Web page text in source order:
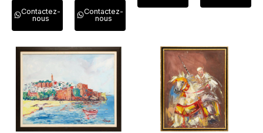
Contactez-
nous
Contactez-
nous